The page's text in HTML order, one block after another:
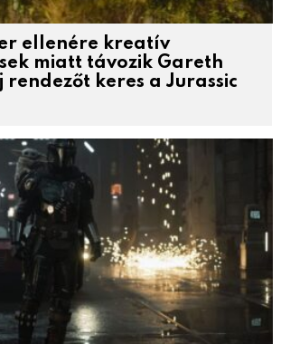
ellenére kreatív
miatt távozik Gareth
rendezőt keres a Jurassic